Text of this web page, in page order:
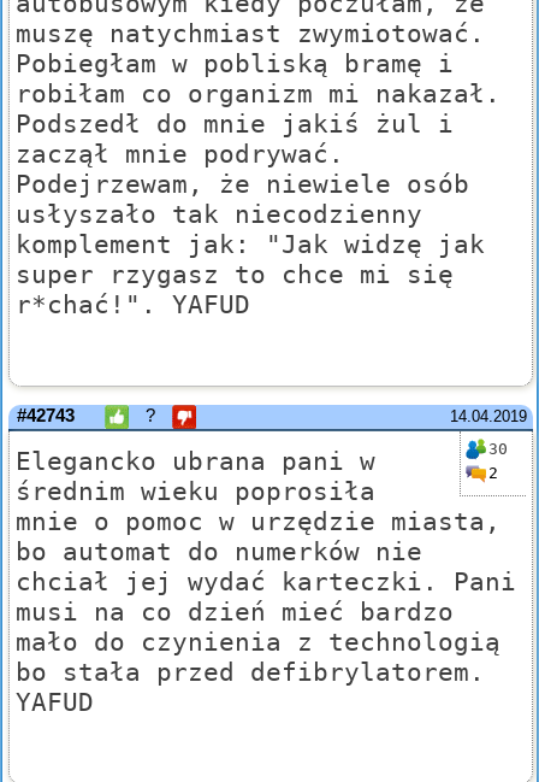
muszę natychmiast zwymiotować.
Pobiegłam w pobliską bramę i
robiłam co organizm mi nakazał.
Podszedł do mnie jakiś żul i
zaczął mnie podrywać.
Podejrzewam, że niewiele osób
usłyszało tak niecodzienny
komplement jak: "Jak widzę jak
super rzygasz to chce mi się
r*chać!". YAFUD
14.04.2019
#42743 ?
30
2
Elegancko ubrana pani w
średnim wieku poprosiła
mnie o pomoc w urzędzie miasta,
bo automat do numerków nie
chciał jej wydać karteczki. Pani
musi na co dzień mieć bardzo
mało do czynienia z technologią
bo stała przed defibrylatorem.
YAFUD